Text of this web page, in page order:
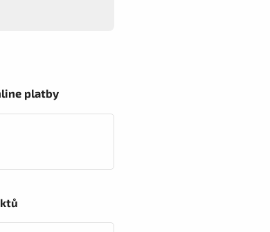
platby